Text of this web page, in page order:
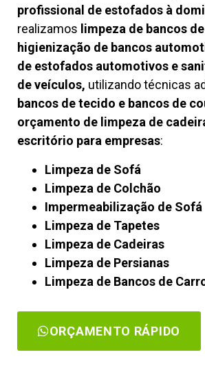
profissional de estofados à
realizamos limpeza de bancos
higienização de bancos
de estofados automotivos e
de veículos, utilizando técnicas
bancos de tecido e bancos de
orçamento de limpeza de
escritório para empresas:
Limpeza de Sofá
Limpeza de Colchão
Impermeabilização de Sofá
Limpeza de Tapetes
Limpeza de Cadeiras
Limpeza de Persianas
Limpeza de Bancos de
ORÇAMENTO RÁPIDO